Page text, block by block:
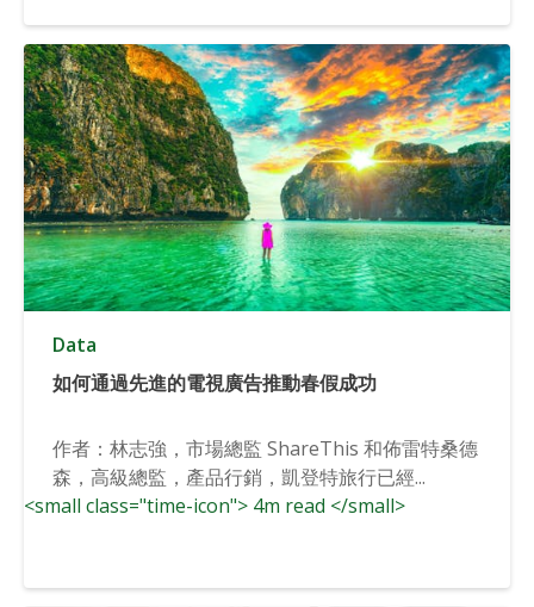
Data
如何通過先進的電視廣告推動春假成功
作者：林志強，市場總監 ShareThis 和佈雷特桑德
森，高級總監，產品行銷，凱登特旅行已經...
<small class="time-icon"> 4m read </small>